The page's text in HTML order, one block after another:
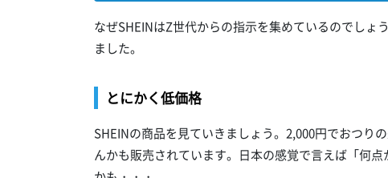
なぜSHEINはZ世代からの指示を集めているのでし
ました。
とにかく低価格
SHEINの商品を見ていきましょう。2,000円でおつり
んかも販売されています。日本の感覚で言えば「何